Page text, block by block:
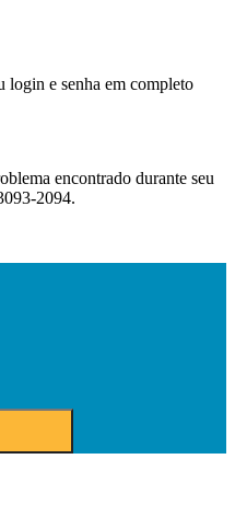
login e senha em completo
encontrado durante seu
2094.